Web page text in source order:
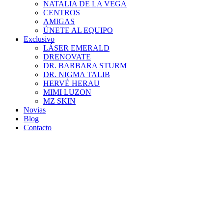
NATALIA DE LA VEGA
CENTROS
AMIGAS
ÚNETE AL EQUIPO
Exclusivo
LÁSER EMERALD
DRENOVATE
DR. BARBARA STURM
DR. NIGMA TALIB
HERVÉ HERAU
MIMI LUZON
MZ SKIN
Novias
Blog
Contacto